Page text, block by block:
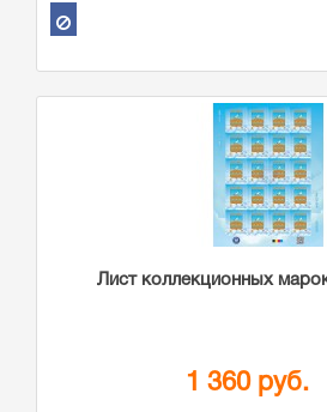
Лист коллекционных
1 360 руб.